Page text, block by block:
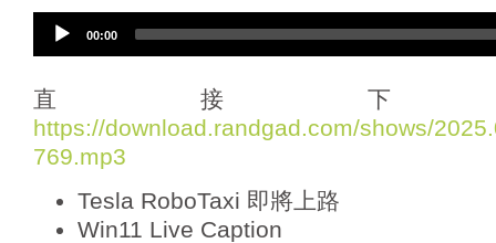
i
o
P
l
00:00
直接
https://download.randgad.com/shows/
769.mp3
Tesla RoboTaxi 即將上路
Win11 Live Caption